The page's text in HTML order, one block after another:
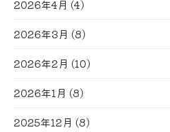
2026年4月 (4)
2026年3月 (8)
2026年2月 (10)
2026年1月 (8)
2025年12月 (8)